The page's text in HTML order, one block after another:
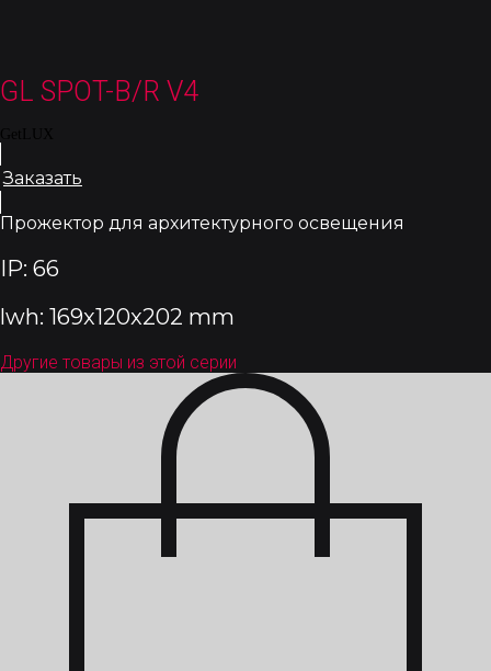
GL SPOT-B/R V4
Заказать
Прожектор для архитектурного освещения
IP: 66
lwh: 169x120x202 mm
Другие товары из этой серии